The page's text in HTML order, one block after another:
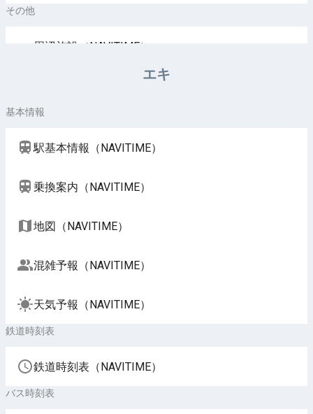
その他
周辺施設（NAVITIME）
エキ
基本情報
駅基本情報（NAVITIME）
乗換案内（NAVITIME）
地図（NAVITIME）
混雑予報（NAVITIME）
天気予報（NAVITIME）
鉄道時刻表
鉄道時刻表（NAVITIME）
バス時刻表